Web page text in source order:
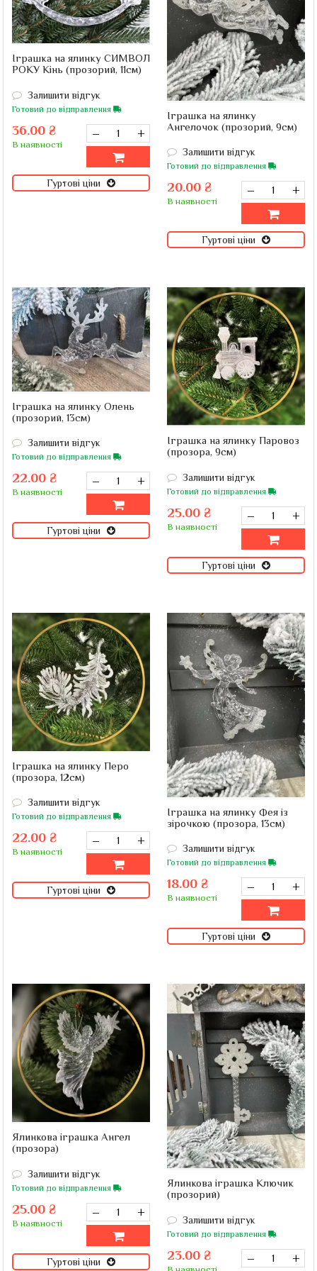
Іграшка на ялинку СИМВОЛ
РОКУ Кінь (прозорий, 11см)
Залишити відгук
Готовий до відправлення
36.00 ₴
В наявності
– +
Гуртові ціни
Іграшка на ялинку
Ангелочок (прозорий, 9см)
Залишити відгук
Готовий до відправлення
20.00 ₴
В наявності
– +
Гуртові ціни
Іграшка на ялинку Олень
(прозорий, 13см)
Залишити відгук
Готовий до відправлення
22.00 ₴
В наявності
– +
Гуртові ціни
Іграшка на ялинку Паровоз
(прозора, 9см)
Залишити відгук
Готовий до відправлення
25.00 ₴
В наявності
– +
Гуртові ціни
Іграшка на ялинку Перо
(прозора, 12см)
Залишити відгук
Готовий до відправлення
22.00 ₴
В наявності
– +
Гуртові ціни
Іграшка на ялинку Фея із
зірочкою (прозора, 13см)
Залишити відгук
Готовий до відправлення
18.00 ₴
В наявності
– +
Гуртові ціни
Ялинкова іграшка Ангел
(прозора)
Залишити відгук
Готовий до відправлення
25.00 ₴
В наявності
– +
Гуртові ціни
Ялинкова іграшка Ключик
(прозорий)
Залишити відгук
Готовий до відправлення
23.00 ₴ – +